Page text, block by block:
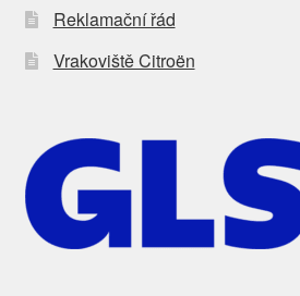
Reklamační řád
Vrakoviště Citroën